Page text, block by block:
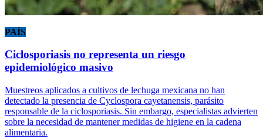
PAÍS
Ciclosporiasis no representa un riesgo
epidemiológico masivo
Muestreos aplicados a cultivos de lechuga mexicana no han
detectado la presencia de Cyclospora cayetanensis, parásito
responsable de la ciclosporiasis. Sin embargo, especialistas advierten
sobre la necesidad de mantener medidas de higiene en la cadena
alimentaria.